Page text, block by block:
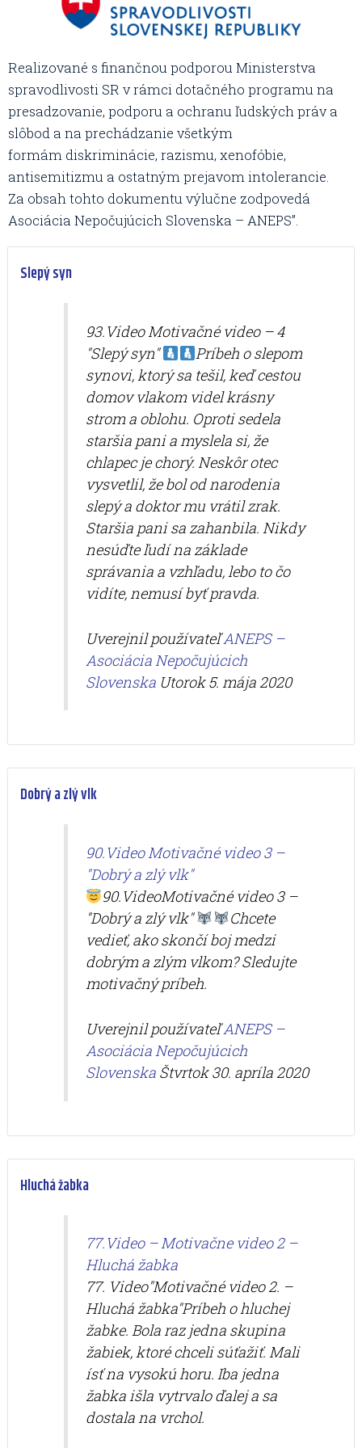
Realizované s finančnou podporou Ministerstva
spravodlivosti SR v rámci dotačného programu na
presadzovanie, podporu a ochranu ľudských práv a
slôbod a na prechádzanie všetkým
formám diskriminácie, razismu, xenofóbie,
antisemitizmu a ostatným prejavom intolerancie.
Za obsah tohto dokumentu výlučne zodpovedá
Asociácia Nepočujúcich Slovenska – ANEPS”.
Slepý syn
93.Video Motivačné video – 4
"Slepý syn"
Príbeh o slepom
synovi, ktorý sa tešil, keď cestou
domov vlakom videl krásny
strom a oblohu. Oproti sedela
staršia pani a myslela si, že
chlapec je chorý. Neskôr otec
vysvetlil, že bol od narodenia
slepý a doktor mu vrátil zrak.
Staršia pani sa zahanbila. Nikdy
nesúďte ľudí na základe
správania a vzhľadu, lebo to čo
vidíte, nemusí byť pravda.
Uverejnil používateľANEPS –
Asociácia Nepočujúcich
SlovenskaUtorok 5. mája 2020
Dobrý a zlý vlk
90.Video Motivačné video 3 –
"Dobrý a zlý vlk"
90.VideoMotivačné video 3 –
"Dobrý a zlý vlk"
Chcete
vedieť, ako skončí boj medzi
dobrým a zlým vlkom? Sledujte
motivačný príbeh.
Uverejnil používateľANEPS –
Asociácia Nepočujúcich
SlovenskaŠtvrtok 30. apríla 2020
Hluchá žabka
77.Video – Motivačne video 2 –
Hluchá žabka
77. Video"Motivačné video 2. –
Hluchá žabka"Príbeh o hluchej
žabke. Bola raz jedna skupina
žabiek, ktoré chceli súťažiť. Mali
ísť na vysokú horu. Iba jedna
žabka išla vytrvalo ďalej a sa
dostala na vrchol.